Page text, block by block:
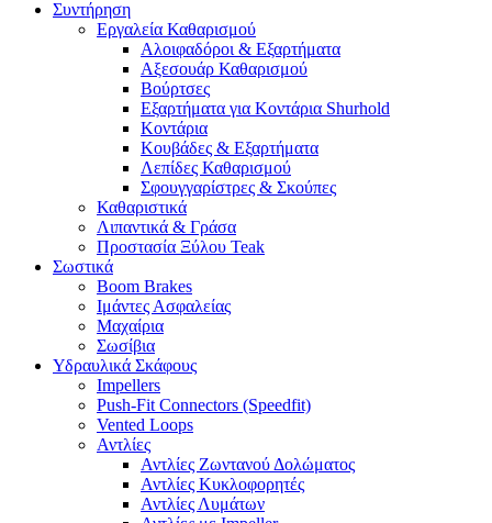
Συντήρηση
Εργαλεία Καθαρισμού
Αλοιφαδόροι & Εξαρτήματα
Αξεσουάρ Καθαρισμού
Βούρτσες
Εξαρτήματα για Κοντάρια Shurhold
Κοντάρια
Κουβάδες & Εξαρτήματα
Λεπίδες Καθαρισμού
Σφουγγαρίστρες & Σκούπες
Καθαριστικά
Λιπαντικά & Γράσα
Προστασία Ξύλου Teak
Σωστικά
Boom Brakes
Ιμάντες Ασφαλείας
Μαχαίρια
Σωσίβια
Υδραυλικά Σκάφους
Impellers
Push-Fit Connectors (Speedfit)
Vented Loops
Αντλίες
Αντλίες Ζωντανού Δολώματος
Αντλίες Κυκλοφορητές
Αντλίες Λυμάτων